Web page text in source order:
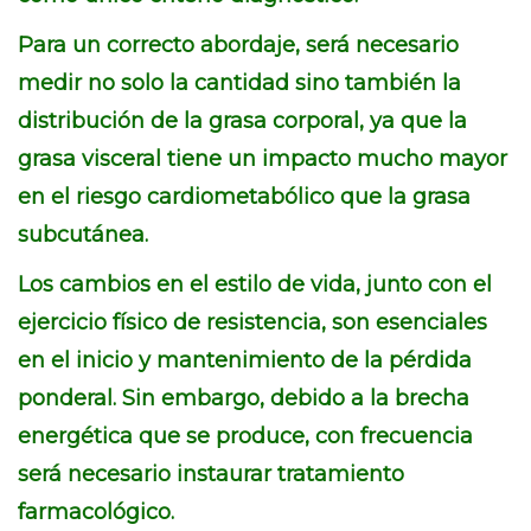
Para un correcto abordaje, será necesario
medir no solo la cantidad sino también la
distribución de la grasa corporal, ya que la
grasa visceral tiene un impacto mucho mayor
en el riesgo cardiometabólico que la grasa
subcutánea.
Los cambios en el estilo de vida, junto con el
ejercicio físico de resistencia, son esenciales
en el inicio y mantenimiento de la pérdida
ponderal. Sin embargo, debido a la brecha
energética que se produce, con frecuencia
será necesario instaurar tratamiento
farmacológico.